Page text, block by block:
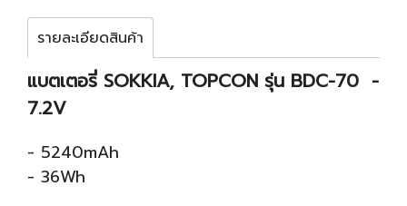
รายละเอียดสินค้า
แบตเตอรี่ SOKKIA, TOPCON รุ่น BDC-70 -
7.2V
- 5240mAh
- 36Wh